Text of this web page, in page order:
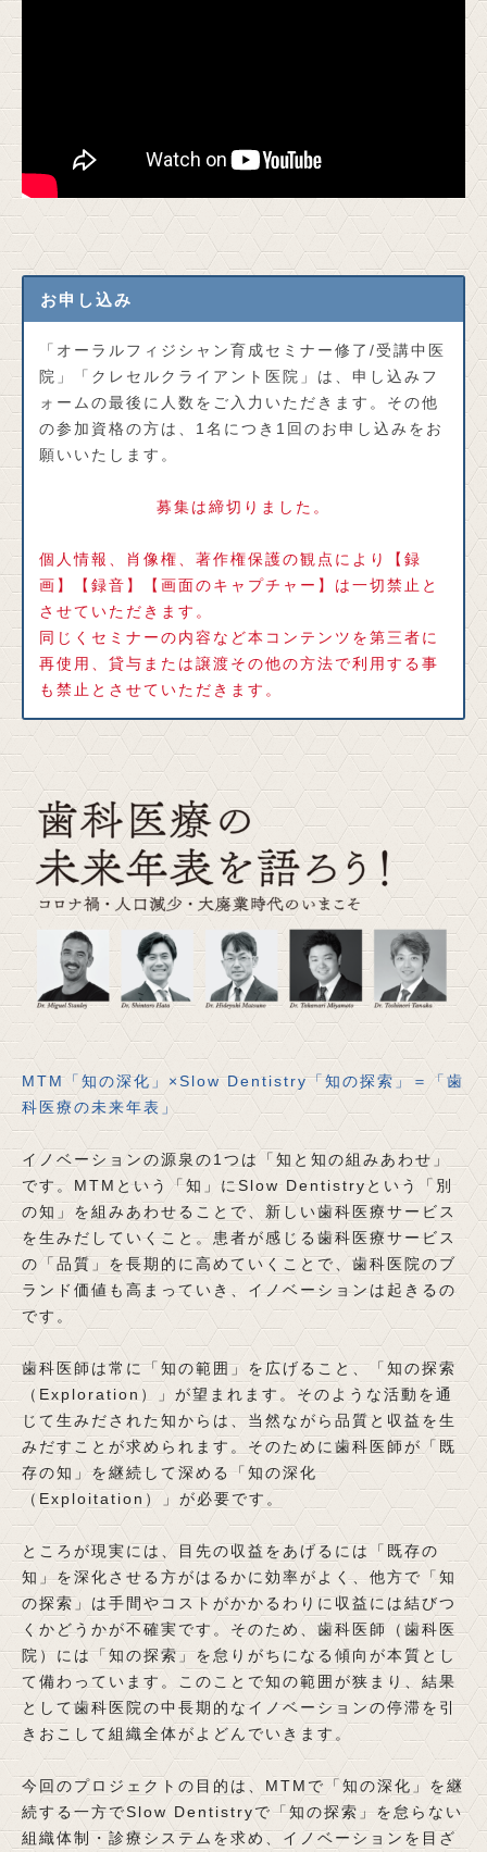
お申し込み
「オーラルフィジシャン育成セミナー修了/受講中医
院」「クレセルクライアント医院」は、申し込みフ
ォームの最後に人数をご入力いただきます。その他
の参加資格の方は、1名につき1回のお申し込みをお
願いいたします。
募集は締切りました。
個人情報、肖像権、著作権保護の観点により【録
画】【録音】【画面のキャプチャー】は一切禁止と
させていただきます。
同じくセミナーの内容など本コンテンツを第三者に
再使用、貸与または譲渡その他の方法で利用する事
も禁止とさせていただきます。
MTM「知の深化」×Slow Dentistry「知の探索」＝「歯
科医療の未来年表」
イノベーションの源泉の1つは「知と知の組みあわせ」
です。MTMという「知」にSlow Dentistryという「別
の知」を組みあわせることで、新しい歯科医療サービス
を生みだしていくこと。患者が感じる歯科医療サービス
の「品質」を長期的に高めていくことで、歯科医院のブ
ランド価値も高まっていき、イノベーションは起きるの
です。
歯科医師は常に「知の範囲」を広げること、「知の探索
（Exploration）」が望まれます。そのような活動を通
じて生みだされた知からは、当然ながら品質と収益を生
みだすことが求められます。そのために歯科医師が「既
存の知」を継続して深める「知の深化
（Exploitation）」が必要です。
ところが現実には、目先の収益をあげるには「既存の
知」を深化させる方がはるかに効率がよく、他方で「知
の探索」は手間やコストがかかるわりに収益には結びつ
くかどうかが不確実です。そのため、歯科医師（歯科医
院）には「知の探索」を怠りがちになる傾向が本質とし
て備わっています。このことで知の範囲が狭まり、結果
として歯科医院の中長期的なイノベーションの停滞を引
きおこして組織全体がよどんでいきます。
今回のプロジェクトの目的は、MTMで「知の深化」を継
続する一方でSlow Dentistryで「知の探索」を怠らない
組織体制・診療システムを求め、イノベーションを目ざ